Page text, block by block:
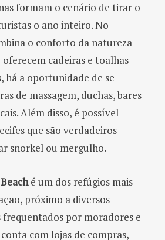
formam o cenário de tirar o
o ano inteiro. No
o conforto da natureza
oferecem cadeiras e toalhas
há a oportunidade de se
de massagem, duchas, bares
Além disso, é possível
que são verdadeiros
snorkel ou mergulho.
é um dos refúgios mais
próximo a diversos
por moradores e
com lojas de compras,